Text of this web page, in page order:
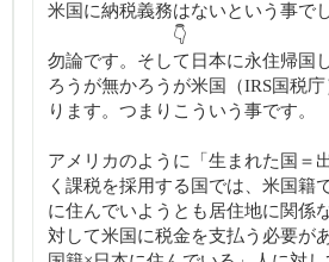
米国に納税義務はないという事で
👇
勿論です。そして日本に永住帰国
ろうが無かろうが米国（IRS国税
ります。つまりこういう事です。
アメリカのように「生まれた国＝
く課税を採用する国では、米国籍
に住んでいようとも居住地に関係
対して米国に税金を支払う必要が